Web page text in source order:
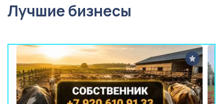
Лучшие бизнесы